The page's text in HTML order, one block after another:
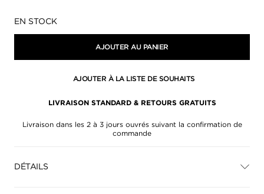
Disponibilité:
EN STOCK
AJOUTER AU PANIER
AJOUTER À LA LISTE DE SOUHAITS
LIVRAISON STANDARD & RETOURS GRATUITS
Livraison dans les 2 à 3 jours ouvrés suivant la confirmation de
commande
DÉTAILS